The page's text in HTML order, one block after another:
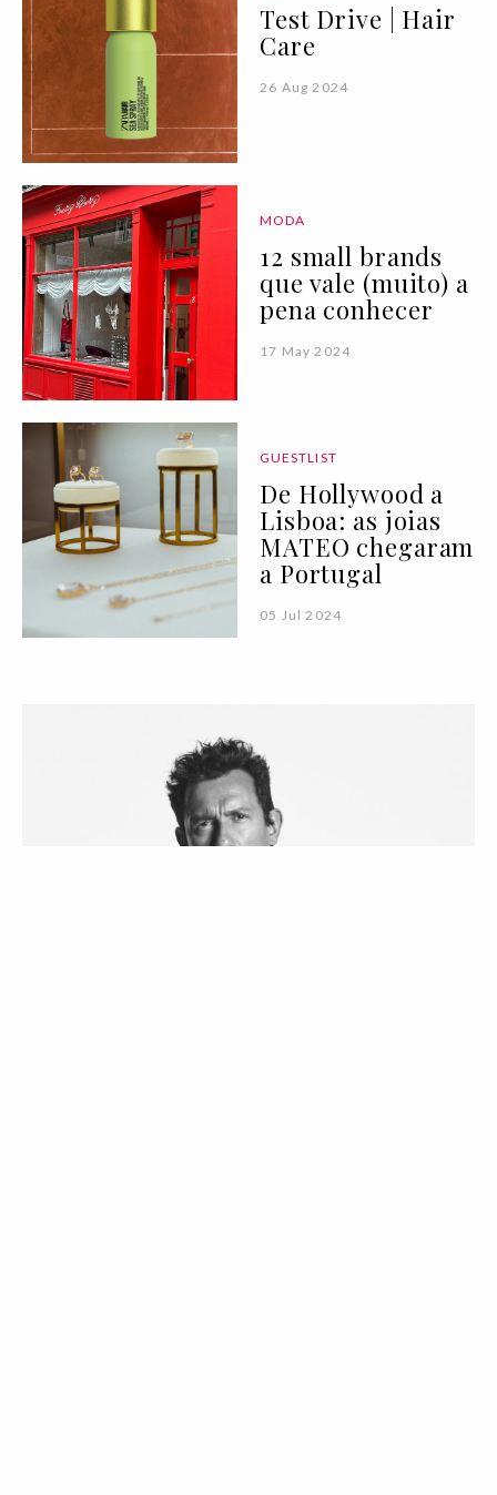
Test Drive | Hair
Care
26 Aug 2024
MODA
12 small brands
que vale (muito) a
pena conhecer
17 May 2024
GUESTLIST
De Hollywood a
Lisboa: as joias
MATEO chegaram
a Portugal
05 Jul 2024